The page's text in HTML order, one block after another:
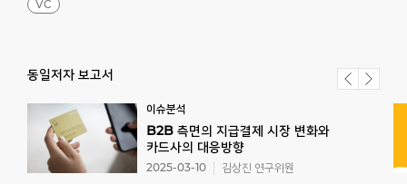
VC
동일저자 보고서
이슈분석
B2B 측면의 지급결제 시장 변화와
카드사의 대응방향
2025-03-10 김상진 연구위원